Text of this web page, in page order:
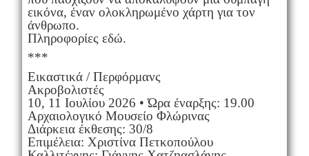
εικόνα, έναν ολοκληρωμένο χάρτη για τον
άνθρωπο.
Πληροφορίες εδώ.
***
Εικαστικά / Περφόρμανς
Ακροβολιστές
10, 11 Ιουλίου 2026 • Ώρα έναρξης: 19.00
Αρχαιολογικό Μουσείο Φλώρινας
Διάρκεια έκθεσης: 30/8
Επιμέλεια: Χριστίνα Πετκοπούλου